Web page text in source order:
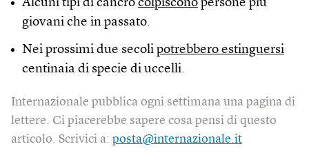
Alcuni tipi di cancro colpiscono persone più
giovani che in passato.
Nei prossimi due secoli potrebbero estinguersi
centinaia di specie di uccelli.
Internazionale pubblica ogni settimana una pagina di
lettere. Ci piacerebbe sapere cosa pensi di questo
articolo. Scrivici a: posta@internazionale.it